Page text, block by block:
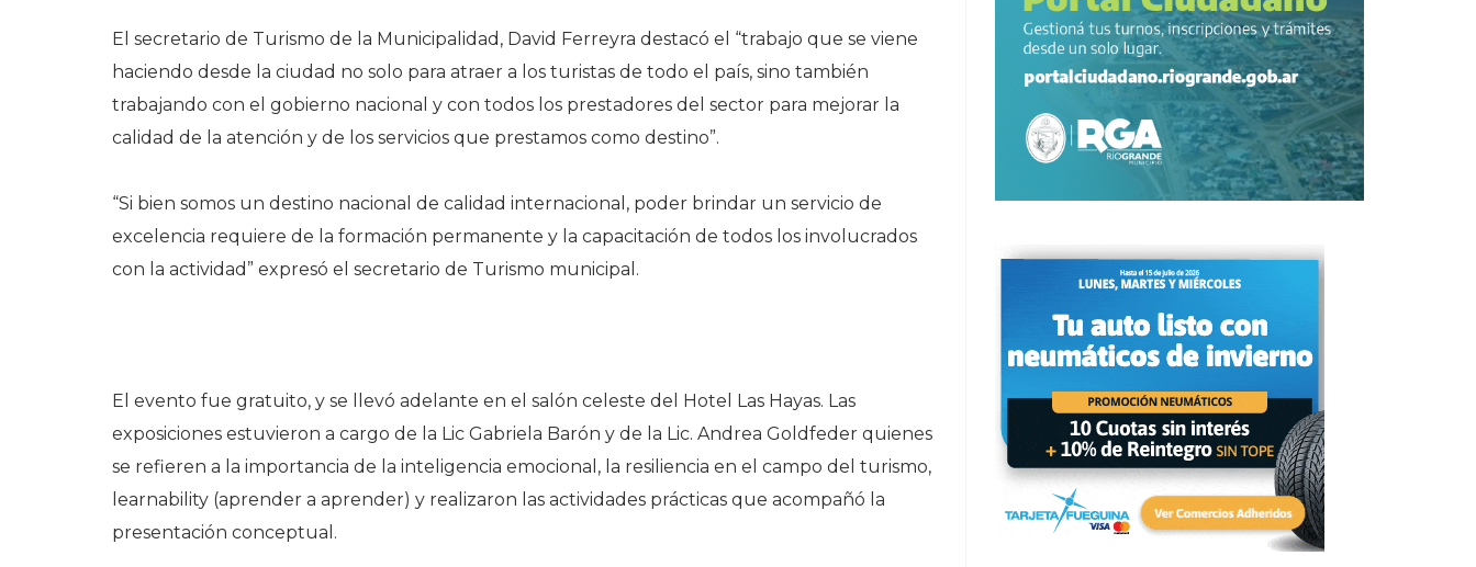
El secretario de Turismo de la Municipalidad, David Ferreyra destacó el “trabajo que se viene
haciendo desde la ciudad no solo para atraer a los turistas de todo el país, sino también
trabajando con el gobierno nacional y con todos los prestadores del sector para mejorar la
calidad de la atención y de los servicios que prestamos como destino”.
“Si bien somos un destino nacional de calidad internacional, poder brindar un servicio de
excelencia requiere de la formación permanente y la capacitación de todos los involucrados
con la actividad” expresó el secretario de Turismo municipal.
El evento fue gratuito, y se llevó adelante en el salón celeste del Hotel Las Hayas. Las
exposiciones estuvieron a cargo de la Lic Gabriela Barón y de la Lic. Andrea Goldfeder quienes
se refieren a la importancia de la inteligencia emocional, la resiliencia en el campo del turismo,
learnability (aprender a aprender) y realizaron las actividades prácticas que acompañó la
presentación conceptual.